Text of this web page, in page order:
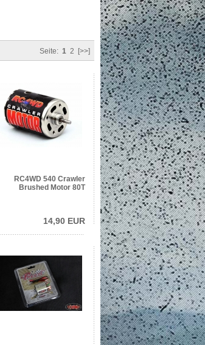
Seite: 1 2 [>>]
RC4WD 540 Crawler
Brushed Motor 80T
14,90 EUR